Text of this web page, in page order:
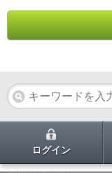
ログイン